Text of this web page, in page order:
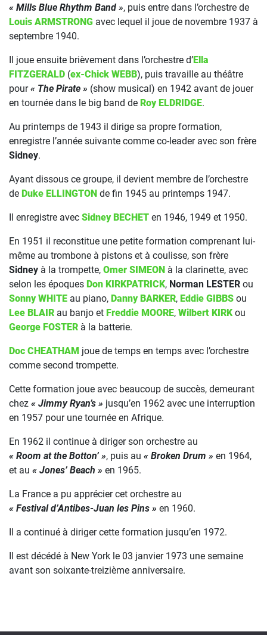
« Mills Blue Rhythm Band », puis entre dans l’orchestre de
Louis ARMSTRONG avec lequel il joue de novembre 1937 à
septembre 1940.
Il joue ensuite brièvement dans l’orchestre d’Ella
FITZGERALD (ex-Chick WEBB), puis travaille au théâtre
pour« The Pirate » (show musical) en 1942 avant de jouer
en tournée dans le big band de Roy ELDRIDGE.
Au printemps de 1943 il dirige sa propre formation,
enregistre l’année suivante comme co-leader avec son frère
Sidney.
Ayant dissous ce groupe, il devient membre de l’orchestre
de Duke ELLINGTON de fin 1945 au printemps 1947.
Il enregistre avec Sidney BECHET en 1946, 1949 et 1950.
En 1951 il reconstitue une petite formation comprenant lui-
même au trombone à pistons et à coulisse, son frère
Sidney à la trompette, Omer SIMEON à la clarinette, avec
selon les époques Don KIRKPATRICK, Norman LESTER ou
Sonny WHITE au piano, Danny BARKER, Eddie GIBBS ou
Lee BLAIR au banjo et Freddie MOORE, Wilbert KIRKou
George FOSTER à la batterie.
Doc CHEATHAM joue de temps en temps avec l’orchestre
comme second trompette.
Cette formation joue avec beaucoup de succès, demeurant
chez « Jimmy Ryan’s » jusqu’en 1962 avec une interruption
en 1957 pour une tournée en Afrique.
En 1962 il continue à diriger son orchestre au
« Room at the Botton’ », puis au « Broken Drum » en 1964,
et au « Jones’ Beach » en 1965.
La France a pu apprécier cet orchestre au
« Festival d’Antibes-Juan les Pins » en 1960.
Il a continué à diriger cette formation jusqu’en 1972.
Il est décédé à New York le 03 janvier 1973 une semaine
avant son soixante-treizième anniversaire.